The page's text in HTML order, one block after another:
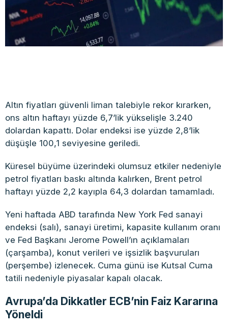
Altın fiyatları güvenli liman talebiyle rekor kırarken,
ons altın haftayı yüzde 6,7’lik yükselişle 3.240
dolardan kapattı. Dolar endeksi ise yüzde 2,8’lik
düşüşle 100,1 seviyesine geriledi.
Küresel büyüme üzerindeki olumsuz etkiler nedeniyle
petrol fiyatları baskı altında kalırken, Brent petrol
haftayı yüzde 2,2 kayıpla 64,3 dolardan tamamladı.
Yeni haftada ABD tarafında New York Fed sanayi
endeksi (salı), sanayi üretimi, kapasite kullanım oranı
ve Fed Başkanı Jerome Powell’ın açıklamaları
(çarşamba), konut verileri ve işsizlik başvuruları
(perşembe) izlenecek. Cuma günü ise Kutsal Cuma
tatili nedeniyle piyasalar kapalı olacak.
Avrupa’da Dikkatler ECB’nin Faiz Kararına
Yöneldi